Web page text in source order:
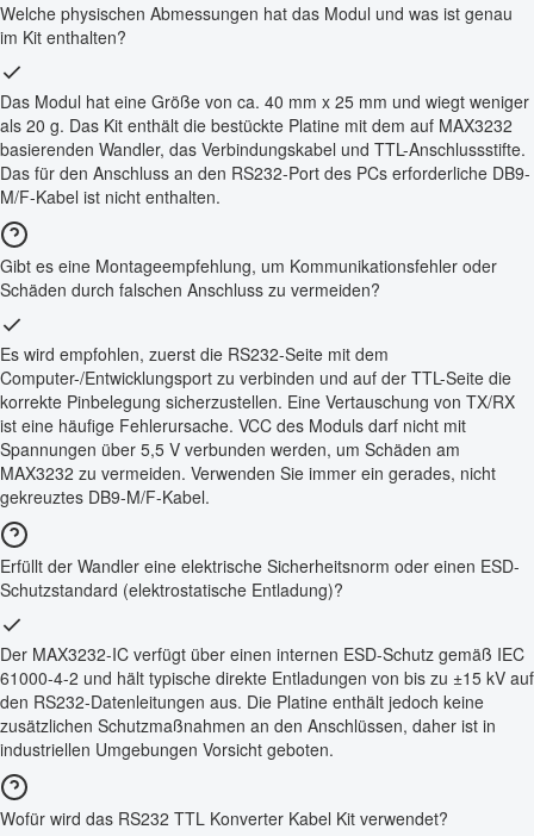
Welche physischen Abmessungen hat das Modul und was ist genau
im Kit enthalten?
Das Modul hat eine Größe von ca. 40 mm x 25 mm und wiegt weniger
als 20 g. Das Kit enthält die bestückte Platine mit dem auf MAX3232
basierenden Wandler, das Verbindungskabel und TTL-Anschlussstifte.
Das für den Anschluss an den RS232-Port des PCs erforderliche DB9-
M/F-Kabel ist nicht enthalten.
Gibt es eine Montageempfehlung, um Kommunikationsfehler oder
Schäden durch falschen Anschluss zu vermeiden?
Es wird empfohlen, zuerst die RS232-Seite mit dem
Computer-/Entwicklungsport zu verbinden und auf der TTL-Seite die
korrekte Pinbelegung sicherzustellen. Eine Vertauschung von TX/RX
ist eine häufige Fehlerursache. VCC des Moduls darf nicht mit
Spannungen über 5,5 V verbunden werden, um Schäden am
MAX3232 zu vermeiden. Verwenden Sie immer ein gerades, nicht
gekreuztes DB9-M/F-Kabel.
Erfüllt der Wandler eine elektrische Sicherheitsnorm oder einen ESD-
Schutzstandard (elektrostatische Entladung)?
Der MAX3232-IC verfügt über einen internen ESD-Schutz gemäß IEC
61000-4-2 und hält typische direkte Entladungen von bis zu ±15 kV auf
den RS232-Datenleitungen aus. Die Platine enthält jedoch keine
zusätzlichen Schutzmaßnahmen an den Anschlüssen, daher ist in
industriellen Umgebungen Vorsicht geboten.
Wofür wird das RS232 TTL Konverter Kabel Kit verwendet?